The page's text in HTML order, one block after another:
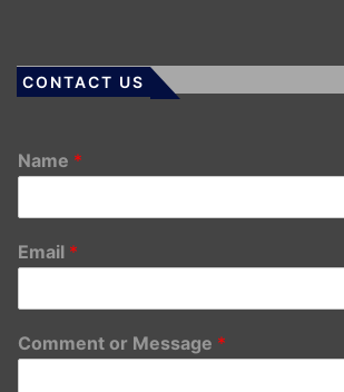
CONTACT US
Name *
Email *
Comment or Message *